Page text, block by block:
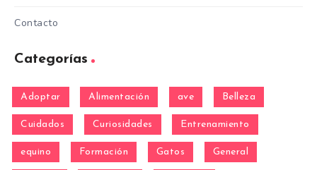
Contacto
Categorías
Adoptar Alimentación ave Belleza
Cuidados Curiosidades Entrenamiento
equino Formación Gatos General